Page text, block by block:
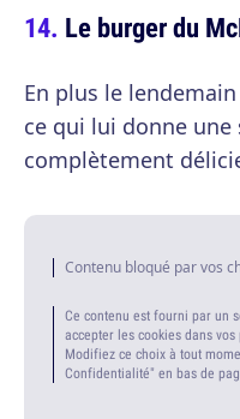
Le burger du
En plus le
ce qui lui donne
complètement
Contenu bloqué par vos
Ce contenu est fourni par un
accepter les cookies dans
Modifiez ce choix à tout
Confidentialité" en bas de